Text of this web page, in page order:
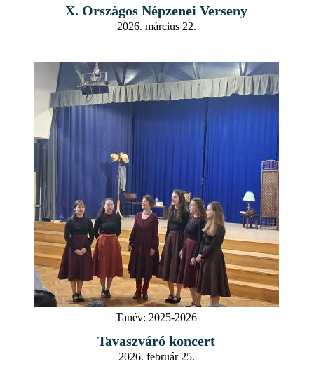
X. Országos Népzenei Verseny
2026. március 22.
Tanév: 2025-2026
Tavaszváró koncert
2026. február 25.